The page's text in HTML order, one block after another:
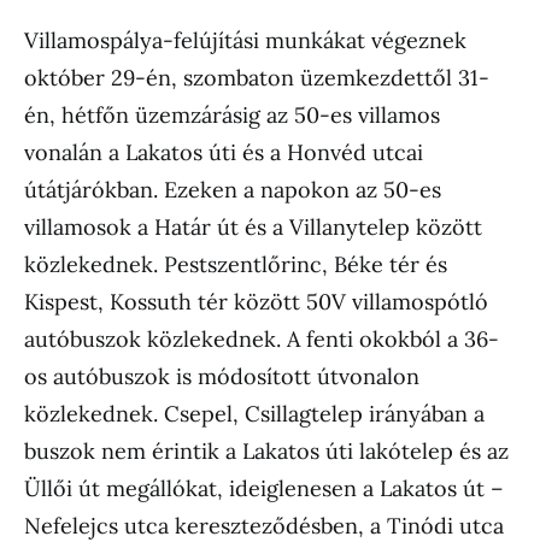
Villamospálya-felújítási munkákat végeznek
október 29-én, szombaton üzemkezdettől 31-
én, hétfőn üzemzárásig az 50-es villamos
vonalán a Lakatos úti és a Honvéd utcai
útátjárókban. Ezeken a napokon az 50-es
villamosok a Határ út és a Villanytelep között
közlekednek. Pestszentlőrinc, Béke tér és
Kispest, Kossuth tér között 50V villamospótló
autóbuszok közlekednek. A fenti okokból a 36-
os autóbuszok is módosított útvonalon
közlekednek. Csepel, Csillagtelep irányában a
buszok nem érintik a Lakatos úti lakótelep és az
Üllői út megállókat, ideiglenesen a Lakatos út –
Nefelejcs utca kereszteződésben, a Tinódi utca